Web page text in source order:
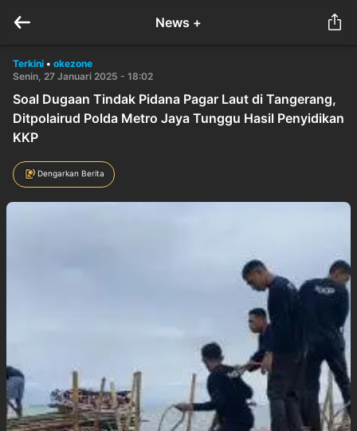
News +
Terkini • okezone
Senin, 27 Januari 2025 - 18:02
Soal Dugaan Tindak Pidana Pagar Laut di Tangerang,
Ditpolairud Polda Metro Jaya Tunggu Hasil Penyidikan
KKP
Dengarkan Berita